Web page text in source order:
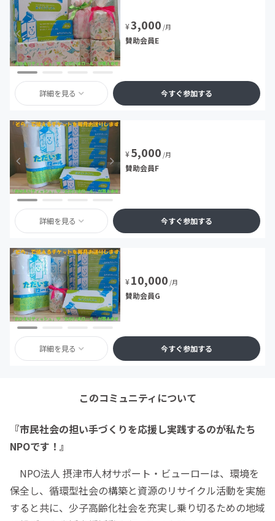
¥3,000 /月
賛助会員E
詳細を見る 今すぐ参加する
¥5,000 /月
賛助会員F
詳細を見る 今すぐ参加する
¥10,000 /月
賛助会員G
詳細を見る 今すぐ参加する
このコミュニティについて
『市民社会の担い手づくりを応援し実践するのが私たち
NPOです！』
NPO法人 摂津市人材サポート・ビューローは、環境を
保全し、循環型社会の構築と資源のリサイクル活動を実施
すると共に、少子高齢化社会を充実し乗り切るための地域